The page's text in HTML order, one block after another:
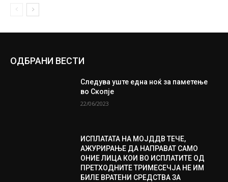
ОДБРАНИ ВЕСТИ
Следува уште една ноќ за паметење
во Скопје
22/06/2023
ИСПЛАТАТА НА МОЈДДВ ТЕЧЕ,
АЖУРИРАЊЕ ДА НАПРАВАТ САМО
ОНИЕ ЛИЦА КОИ ВО ИСПЛАТИТЕ ОД
ПРЕТХОДНИТЕ ТРИМЕСЕЧЈА НЕ ИМ
БИЛЕ ВРАТЕНИ СРЕДСТВА ЗА